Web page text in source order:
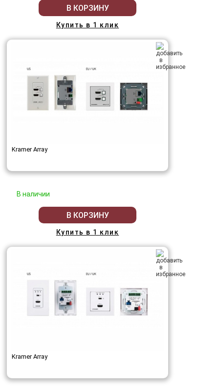
В КОРЗИНУ
Купить в 1 клик
Kramer Array
В наличии
В КОРЗИНУ
Купить в 1 клик
Kramer Array